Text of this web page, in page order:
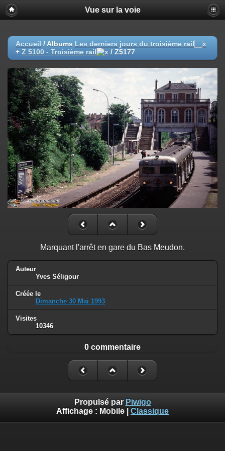
Vue sur la voie
Accueil / Albums Les derniers jours du troisième rail
+ Z 5100 - Troisième rail / Z5177
Marquant l'arrêt en gare du Bas Meudon.
Auteur
Yves Séligour
Créée le
Dimanche 30 Mai 1993
Visites
10346
0 commentaire
Propulsé par Piwigo
Affichage : Mobile Classique